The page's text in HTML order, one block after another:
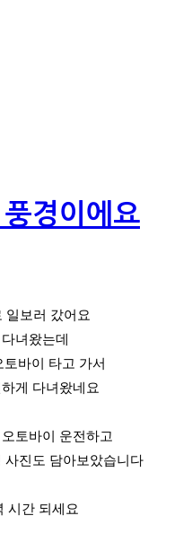
경이에요
일보러 갔어요
녀왔는데
바이 타고 가서
게 다녀왔네요
토바이 운전하고
사진도 담아보았습니다
시간 되세요